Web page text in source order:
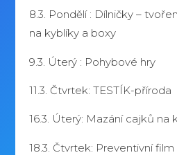
8.3. Pondělí : Dílničky –
na kyblíky a boxy
9.3. Úterý : Pohybové hry
11.3.Čtvrtek: TESTÍK-příroda
16.3. Úterý: Mazání cajků na
18.3.Čtvrtek: Preventivní film